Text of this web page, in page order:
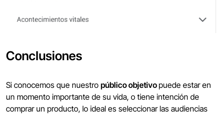
Conclusiones
Si conocemos que nuestro público objetivopuede estar en
un momento importante de su vida, o tiene intención de
comprar un producto, lo ideal es seleccionar las audiencias